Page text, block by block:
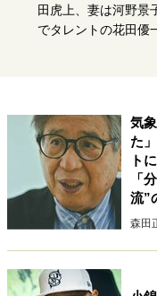
サイトの核・哲学
運命を変えた出会い
キャリア・働き方
セカンドキャリアの描
大人の学び直し
夢を掴む選択
経営・ビジネス
田虎上、妻は河野景
でタレントの花田優
気
た
ト
「
流”
森田